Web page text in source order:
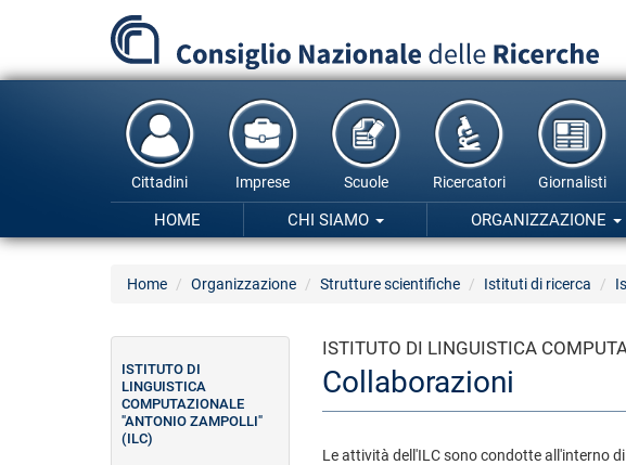
principale
Cittadini Imprese Scuole Ricercatori Giornalisti
HOME CHI SIAMO ORGANIZZAZIONE
Home Organizzazione Strutture scientifiche Istituti di ricerca
ISTITUTO DI LINGUISTICA
Collaborazioni
Le attività dell'ILC sono condotte all'interno
ISTITUTO DI
LINGUISTICA
COMPUTAZIONALE
"ANTONIO ZAMPOLLI"
(ILC)